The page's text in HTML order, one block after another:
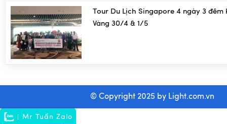
Tour Du Lịch Singapore 4 ngày 3 đêm
Vàng 30/4 & 1/5
© Copyright 2025 by Light.com.vn
Mr Tuấn Zalo